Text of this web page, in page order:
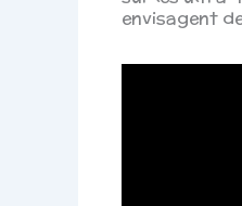
envisagent